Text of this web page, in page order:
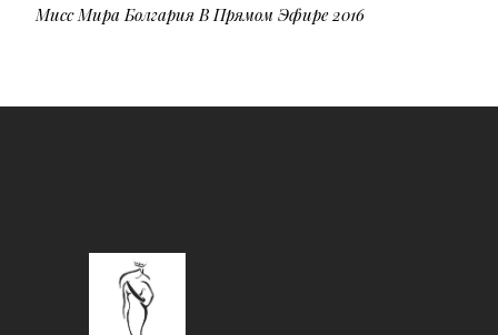
Мисс Мира Болгария В Прямом Эфире 2016